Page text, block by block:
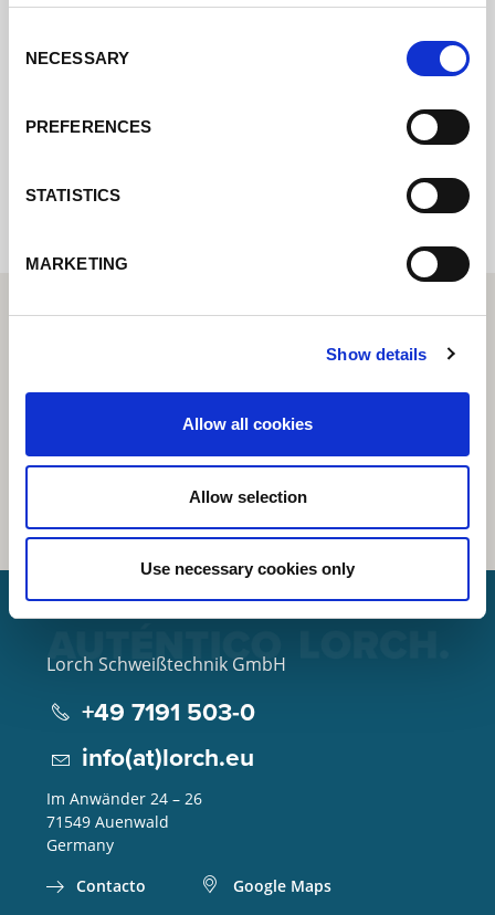
Selection
NECESSARY
PREFERENCES
STATISTICS
MARKETING
Show details
Allow all cookies
Allow selection
Use necessary cookies only
posible.
Lorch Schweißtechnik GmbH
+49 7191 503-0
info(at)lorch.eu
Im Anwänder 24 – 26
71549 Auenwald
Germany
Contacto
Google Maps